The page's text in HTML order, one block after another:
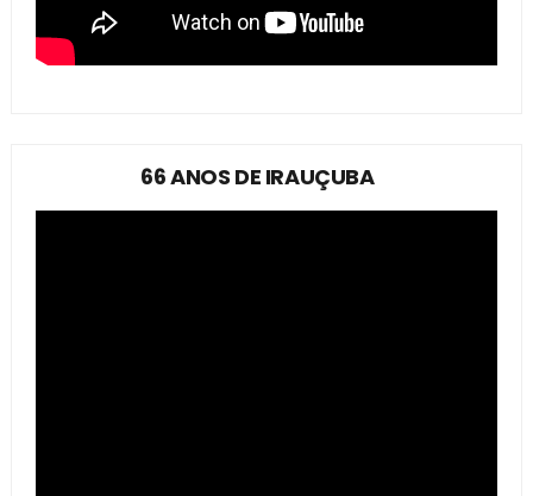
66 ANOS DE IRAUÇUBA